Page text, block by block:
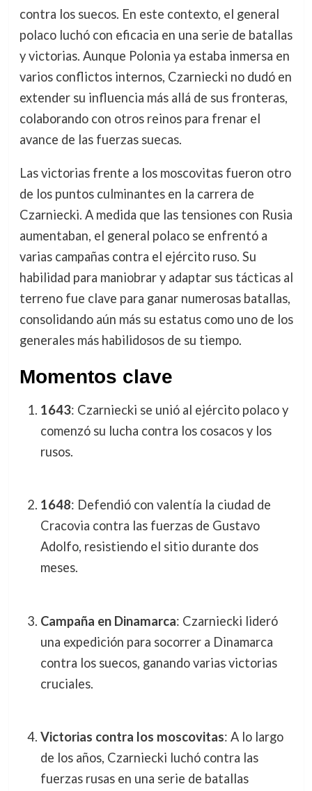
contra los suecos. En este contexto, el general
polaco luchó con eficacia en una serie de batallas
y victorias. Aunque Polonia ya estaba inmersa en
varios conflictos internos, Czarniecki no dudó en
extender su influencia más allá de sus fronteras,
colaborando con otros reinos para frenar el
avance de las fuerzas suecas.
Las victorias frente a los moscovitas fueron otro
de los puntos culminantes en la carrera de
Czarniecki. A medida que las tensiones con Rusia
aumentaban, el general polaco se enfrentó a
varias campañas contra el ejército ruso. Su
habilidad para maniobrar y adaptar sus tácticas al
terreno fue clave para ganar numerosas batallas,
consolidando aún más su estatus como uno de los
generales más habilidosos de su tiempo.
Momentos clave
1643: Czarniecki se unió al ejército polaco y
comenzó su lucha contra los cosacos y los
rusos.
1648: Defendió con valentía la ciudad de
Cracovia contra las fuerzas de Gustavo
Adolfo, resistiendo el sitio durante dos
meses.
Campaña en Dinamarca: Czarniecki lideró
una expedición para socorrer a Dinamarca
contra los suecos, ganando varias victorias
cruciales.
Victorias contra los moscovitas: A lo largo
de los años, Czarniecki luchó contra las
fuerzas rusas en una serie de batallas